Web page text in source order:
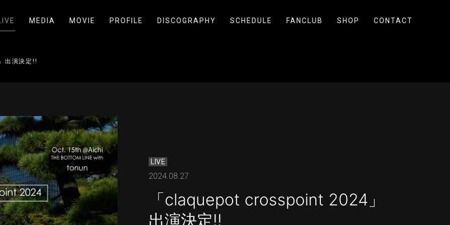
MEDIA MOVIE PROFILE DISCOGRAPHY SCHEDULE FANCLUB SHOP CONTACT
演決定!!
LIVE
2024.08.27
「claquepot crosspoint 2024」
出演決定!!